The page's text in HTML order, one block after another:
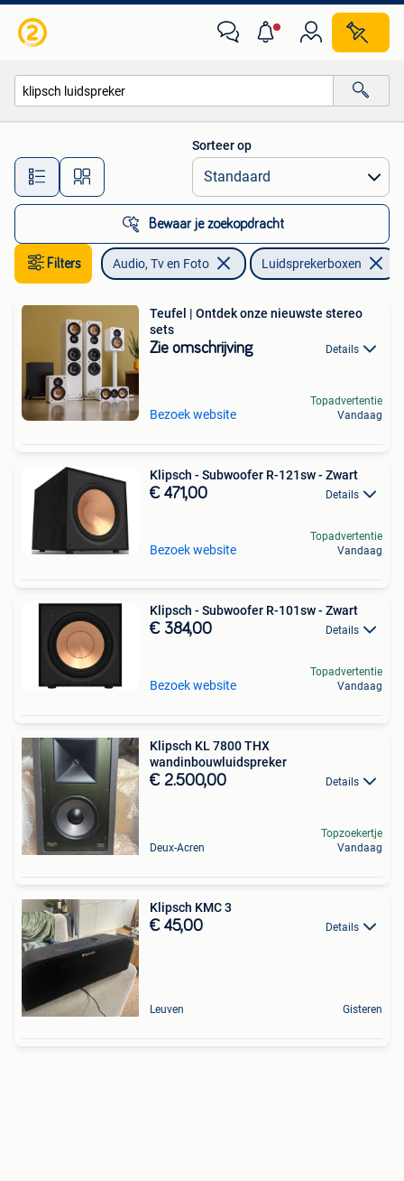
Alle afstanden…
Sorteer op
Bewaar je zoekopdracht
Filters Audio, Tv en Foto Luidsprekerboxen
Teufel | Ontdek onze nieuwste stereo
sets
Zie omschrijving Details
Bezoek website
Topadvertentie
Vandaag
Klipsch - Subwoofer R-121sw - Zwart
€ 471,00 Details
Bezoek website
Topadvertentie
Vandaag
Klipsch - Subwoofer R-101sw - Zwart
€ 384,00 Details
Bezoek website
Topadvertentie
Vandaag
Klipsch KL 7800 THX
wandinbouwluidspreker
€ 2.500,00 Details
Deux-Acren
Topzoekertje
Vandaag
Klipsch KMC 3
€ 45,00 Details
Leuven Gisteren